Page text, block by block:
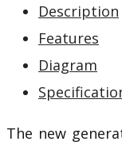
Description
Features
Diagram
The new